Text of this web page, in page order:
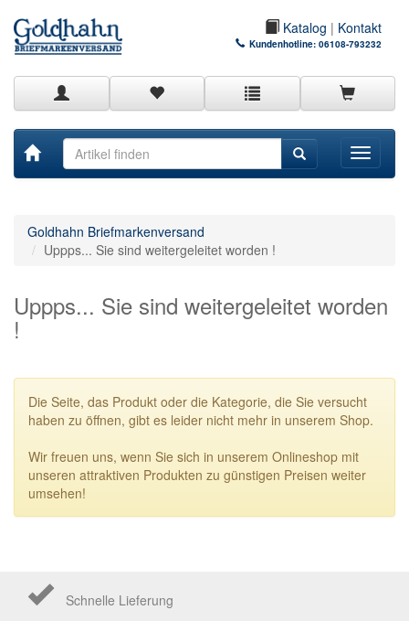
Katalog | Kontakt
Kundenhotline: 06108-793232
Toggle
Goldhahn Briefmarkenversand
Uppps... Sie sind weitergeleitet worden !
Uppps... Sie sind weitergeleitet worden
!
Die Seite, das Produkt oder die Kategorie, die Sie versucht
haben zu öffnen, gibt es leider nicht mehr in unserem Shop.
Wir freuen uns, wenn Sie sich in unserem Onlineshop mit
unseren attraktiven Produkten zu günstigen Preisen weiter
umsehen!
Schnelle Lieferung